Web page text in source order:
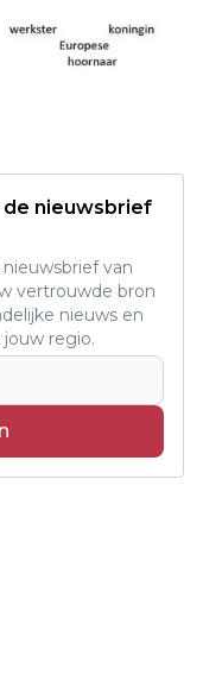
de nieuwsbrief
van
vertrouwde bron
nieuws en
regio.